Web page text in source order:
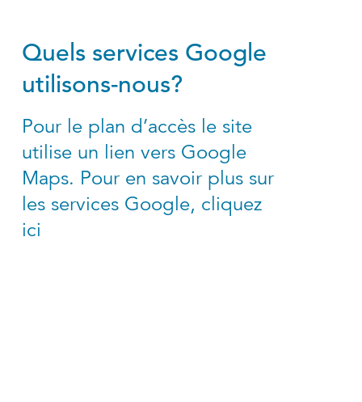
Quels services Google
utilisons-nous?
Pour le plan d’accès le site
utilise un lien vers Google
Maps. Pour en savoir plus sur
les services Google, cliquez
ici